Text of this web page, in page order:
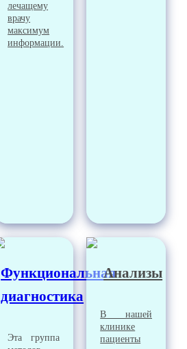
лечащему
врачу
максимум
информации.
Функциональная
диагностика
Эта группа
Анализы
В нашей
клинике
пациенты